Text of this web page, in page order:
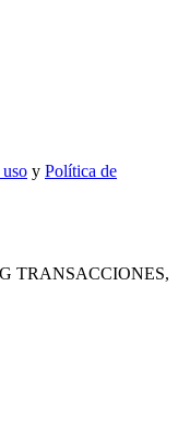
y Política de
TRANSACCIONES,